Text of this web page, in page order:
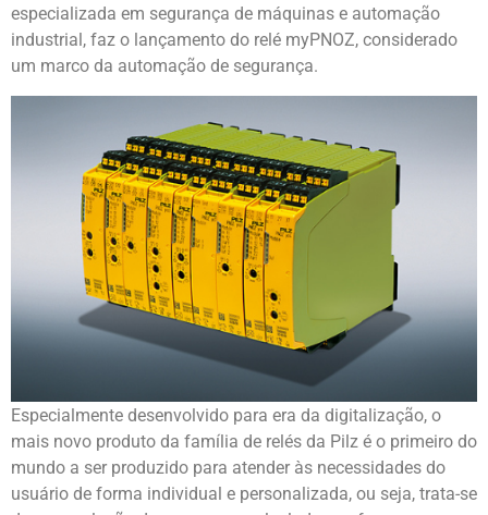
especializada em segurança de máquinas e automação
industrial, faz o lançamento do relé myPNOZ, considerado
um marco da automação de segurança.
Especialmente desenvolvido para era da digitalização, o
mais novo produto da família de relés da Pilz é o primeiro do
mundo a ser produzido para atender às necessidades do
usuário de forma individual e personalizada, ou seja, trata-se